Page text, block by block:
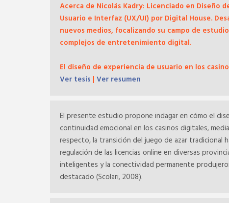
Acerca de Nicolás Kadry: Licenciado en Diseño
Usuario e Interfaz (UX/UI) por Digital House.
nuevos medios, focalizando su campo de
complejos de entretenimiento digital.
El diseño de experiencia de usuario en los
Ver tesis | Ver resumen
El presente estudio propone indagar en cómo el
continuidad emocional en los casinos digitales,
respecto, la transición del juego de azar
regulación de las licencias online en diversas
inteligentes y la conectividad permanente
destacado (Scolari, 2008).